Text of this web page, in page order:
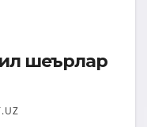
шеърлар